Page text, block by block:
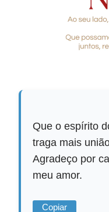
Que o espírito
traga mais
Agradeço por
meu amor.
Copiar